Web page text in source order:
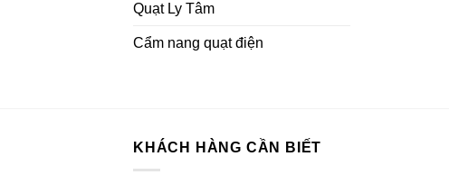
Quạt Ly Tâm
Cẩm nang quạt điện
KHÁCH HÀNG CẦN BIẾT